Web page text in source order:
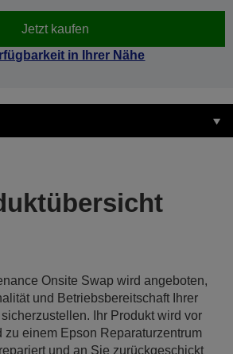
Jetzt kaufen
in Ihrer Nähe
Onsite Swap wird angeboten,
und Betriebsbereitschaft Ihrer
Ihr Produkt wird vor
zu einem Epson Reparaturzentrum
und an Sie zurückgeschickt